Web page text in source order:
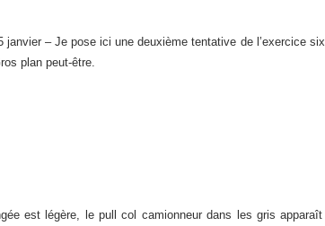
janvier – Je pose ici une deuxième tentative de l’exercice
plan peut-être.
est légère, le pull col camionneur dans les gris